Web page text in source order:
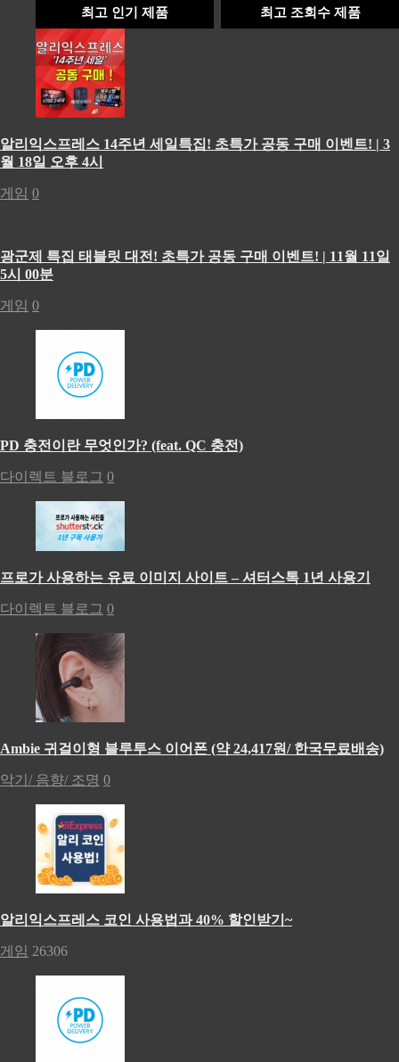
최고 인기 제품 최고 조회수 제품
알리익스프레스 14주년 세일특집! 초특가 공동 구매 이벤트! | 3
월 18일 오후 4시
게임 0
광군제 특집 태블릿 대전! 초특가 공동 구매 이벤트! | 11월 11일
5시 00분
게임 0
PD 충전이란 무엇인가? (feat. QC 충전)
다이렉트 블로그 0
프로가 사용하는 유료 이미지 사이트 – 셔터스톡 1년 사용기
다이렉트 블로그 0
Ambie 귀걸이형 블루투스 이어폰 (약 24,417원/ 한국무료배송)
악기/ 음향/ 조명 0
알리익스프레스 코인 사용법과 40% 할인받기~
게임 26306